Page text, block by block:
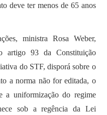
deve ter menos de 65 anos
ministra Rosa Weber,
artigo 93 da Constituição
do STF, disporá sobre o
a norma não for editada, o
a uniformização do regime
sob a regência da Lei